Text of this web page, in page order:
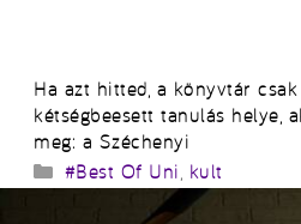
Ha azt hitted, a könyvtár
kétségbeesett tanulás helye,
meg: a Széchenyi
Kategória
#Best Of Uni kult